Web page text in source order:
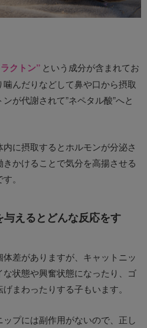
クトン” という成分が含まれてお
んだりなどして鼻や口から摂取
が代謝されて”ネペタル酸”へと
に摂取するとホルモンが分泌さ
かけることで気分を高揚させる
。
えるとどんな反応をす
差がありますが、キャットニッ
状態や興奮状態になったり、ゴ
まわったりする子もいます。
プには副作用がないので、正し